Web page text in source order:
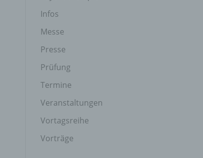
Infos
Messe
Presse
Prüfung
Termine
Veranstaltungen
Vortagsreihe
Vorträge